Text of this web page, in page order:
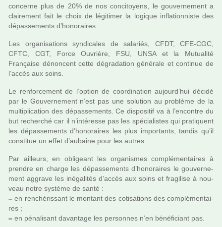
concerne plus de 20% de nos conci­toyens, le gou­ver­ne­ment a
clai­re­ment fait le choix de légi­ti­mer la logi­que infla­tion­niste des
dépas­se­ments d’hono­rai­res.
Les orga­ni­sa­tions syn­di­ca­les de sala­riés, CFDT, CFE-CGC,
CFTC, CGT, Force Ouvrière, FSU, UNSA et la Mutualité
Française dénon­cent cette dégra­da­tion géné­rale et conti­nue de
l’accès aux soins.
Le ren­for­ce­ment de l’option de coor­di­na­tion aujourd’hui décidé
par le Gouvernement n’est pas une solu­tion au pro­blème de la
mul­ti­pli­ca­tion des dépas­se­ments. Ce dis­po­si­tif va à l’encontre du
but recher­ché car il n’inté­resse pas les spé­cia­lis­tes qui pra­ti­quent
les dépas­se­ments d’hono­rai­res les plus impor­tants, tandis qu’il
cons­ti­tue un effet d’aubaine pour les autres.
Par ailleurs, en obli­geant les orga­nis­mes com­plé­men­tai­res à
pren­dre en charge les dépas­se­ments d’hono­rai­res le gou­ver­ne­
ment aggrave les iné­ga­li­tés d’accès aux soins et fra­gi­lise à nou­
veau notre sys­tème de santé :
– en ren­ché­ris­sant le mon­tant des coti­sa­tions des com­plé­men­tai­
res ;
– en péna­li­sant davan­tage les per­son­nes n’en béné­fi­ciant pas.